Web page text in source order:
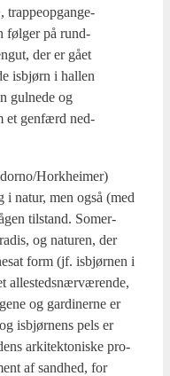
trap­pe­op­gan­ge­
føl­ger på rund­
der er gået
isb­jørn i hal­len
gul­ne­de og
et gen­færd ned­
Horkheimer)
i natur, men også (med
til­stand. Somer­
og natu­ren, der
form (jf. isb­jør­nen i
alle­steds­nær­væ­ren­de,
og gar­di­ner­ne er
isb­jør­nens pels er
arki­tek­to­ni­ske pro­
af sand­hed, for